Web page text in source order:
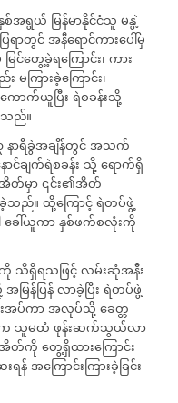
ရွယ် မြန်မာနိုင်ငံသူ မနွဲ့
ာတွင် အနီရောင်ကားပေါ်မှ
တွေ့ခဲ့ရကြောင်း၊ ကား
ကြားခဲ့ကြောင်း၊
က်ယူပြီး ရဲစခန်းသို့
သည်။
၃ နာရီခွဲအချိန်တွင် အသက်
င်ချက်ရဲစခန်း သို့ ရောက်ရှိ
အိတ်မှာ ၎င်း၏အိတ်
းခဲ့သည်။ ထို့ကြောင့် ရဲတပ်ဖွဲ့
ခေါ်ယူကာ နှစ်ဖက်စလုံးကို
သိရှိရသဖြင့် လမ်းဆုံအနီး
န်ပြန် လာခဲ့ပြီး ရဲတပ်ဖွဲ့
အပ်ကာ အလုပ်သို့ ခေတ္တ
ပ်ဖွဲ့ က သူမထံ ဖုန်းဆက်သွယ်လာ
တ်ကို တွေ့ရှိထားကြောင်း
အကြောင်းကြားခဲ့ခြင်း